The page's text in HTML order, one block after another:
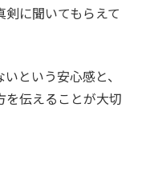
に聞いてもらえて
という安心感と、
を伝えることが大切